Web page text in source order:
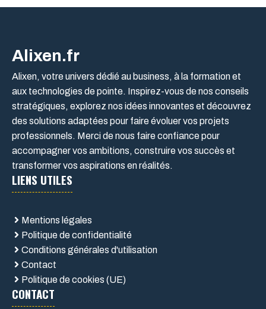
Alixen.fr
Alixen, votre univers dédié au business, à la formation et
aux technologies de pointe. Inspirez-vous de nos conseils
stratégiques, explorez nos idées innovantes et découvrez
des solutions adaptées pour faire évoluer vos projets
professionnels. Merci de nous faire confiance pour
accompagner vos ambitions, construire vos succès et
transformer vos aspirations en réalités.
LIENS UTILES
Mentions légales
Politique de confidentialité
Conditions générales d'utilisation
Contact
Politique de cookies (UE)
CONTACT